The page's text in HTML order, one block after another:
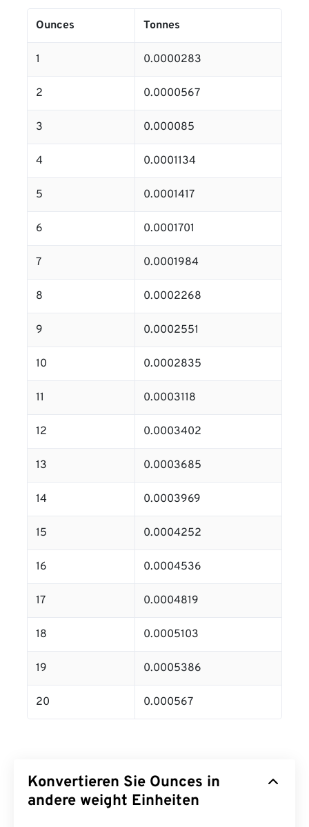
Ounces Tonnes
1 0.0000283
2 0.0000567
3 0.000085
4 0.0001134
5 0.0001417
6 0.0001701
7 0.0001984
8 0.0002268
9 0.0002551
10 0.0002835
11 0.0003118
12 0.0003402
13 0.0003685
14 0.0003969
15 0.0004252
16 0.0004536
17 0.0004819
18 0.0005103
19 0.0005386
20 0.000567
Konvertieren Sie Ounces in
andere weight Einheiten